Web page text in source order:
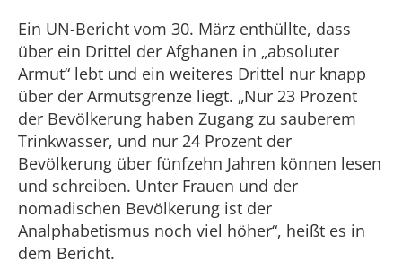
Ein UN-Bericht vom 30. März enthüllte, dass
über ein Drittel der Afghanen in „absoluter
Armut“ lebt und ein weiteres Drittel nur knapp
über der Armutsgrenze liegt. „Nur 23 Prozent
der Bevölkerung haben Zugang zu sauberem
Trinkwasser, und nur 24 Prozent der
Bevölkerung über fünfzehn Jahren können lesen
und schreiben. Unter Frauen und der
nomadischen Bevölkerung ist der
Analphabetismus noch viel höher“, heißt es in
dem Bericht.